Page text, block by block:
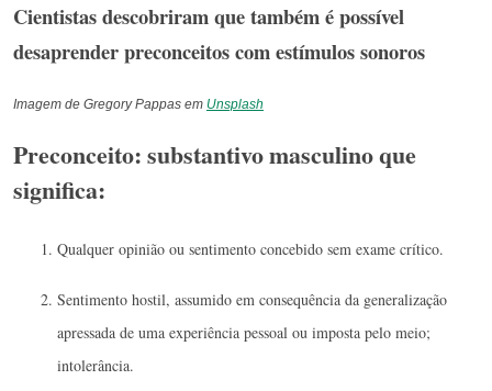
Cientistas descobriram que também é possível
desaprender preconceitos com estímulos sonoros
Imagem de Gregory Pappas em Unsplash
Preconceito: substantivo masculino que
significa:
Qualquer opinião ou sentimento concebido sem exame crítico.
Sentimento hostil, assumido em consequência da generalização
apressada de uma experiência pessoal ou imposta pelo meio;
intolerância.